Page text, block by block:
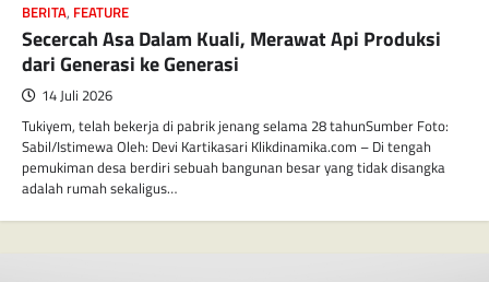
BERITA, FEATURE
Secercah Asa Dalam Kuali, Merawat Api Produksi
dari Generasi ke Generasi
14 Juli 2026
Tukiyem, telah bekerja di pabrik jenang selama 28 tahunSumber Foto:
Sabil/Istimewa Oleh: Devi Kartikasari Klikdinamika.com – Di tengah
pemukiman desa berdiri sebuah bangunan besar yang tidak disangka
adalah rumah sekaligus…